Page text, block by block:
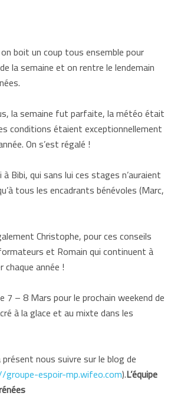
boit un coup tous ensemble pour
la semaine et on rentre le lendemain
la semaine fut parfaite, la météo était
conditions étaient exceptionnellement
On s’est régalé !
Bibi, qui sans lui ces stages n’auraient
tous les encadrants bénévoles (Marc,
Christophe, pour ces conseils
et Romain qui continuent à
année !
7 – 8 Mars pour le prochain weekend de
à la glace et au mixte dans les
nous suivre sur le blog de
espoir-mp.wifeo.com).L’équipe